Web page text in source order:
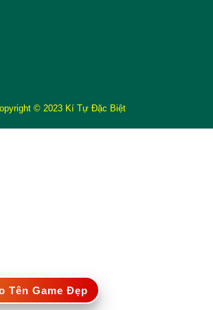
© 2023 Kí Tự Đặc Biệt
Tên Game Đẹp